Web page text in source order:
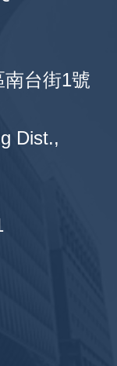
南台街1號
Dist.,